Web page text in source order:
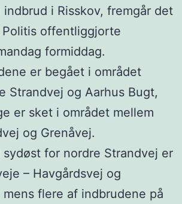
i Risskov, fremgår det
offentliggjorte
formiddag.
er begået i området
Strandvej og Aarhus Bugt,
er sket i området mellem
og Grenåvej.
for nordre Strandvej er
– Havgårdsvej og
flere af indbrudene på